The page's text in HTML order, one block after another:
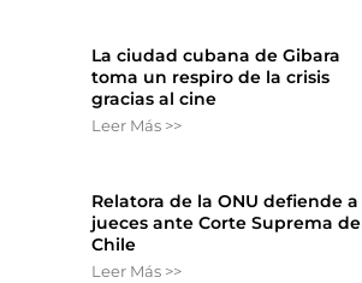
La ciudad cubana de Gibara
toma un respiro de la crisis
gracias al cine
Leer Más >>
Relatora de la ONU defiende a
jueces ante Corte Suprema de
Chile
Leer Más >>